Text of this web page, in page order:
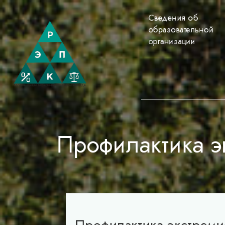
Сведения об
образовательной
организации
Профилактика